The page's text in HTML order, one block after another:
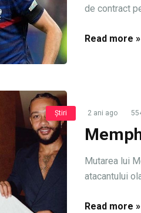
de contract
Read more »
Știri 2 ani ago
Mutarea lui
atacantului
Read more »